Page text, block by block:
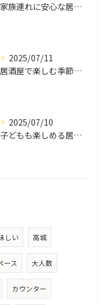
家族連れに安心な居酒屋体験
2025/07/11
居酒屋で楽しむ季節の味覚と生中継スポーツ観戦
2025/07/10
子どもも楽しめる居酒屋の魅力
しい 高城
ース 大人数
カウンター